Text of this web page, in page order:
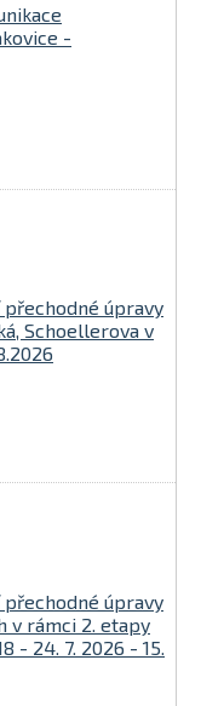
-
úpravy
Schoellerova v
úpravy
v rámci 2. etapy
- 24. 7. 2026 - 15.